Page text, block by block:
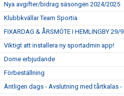
Nya avgifter/bidrag säsongen 2024/2025
Klubbkvällar Team Sportia
FIXARDAG & ÅRSMÖTE I HEMLINGBY 29/9
Viktigt att installera ny sportadmin app!
Dome erbjudande
Förbeställning
Äntligen dags - Avslutning med tårtkalas -